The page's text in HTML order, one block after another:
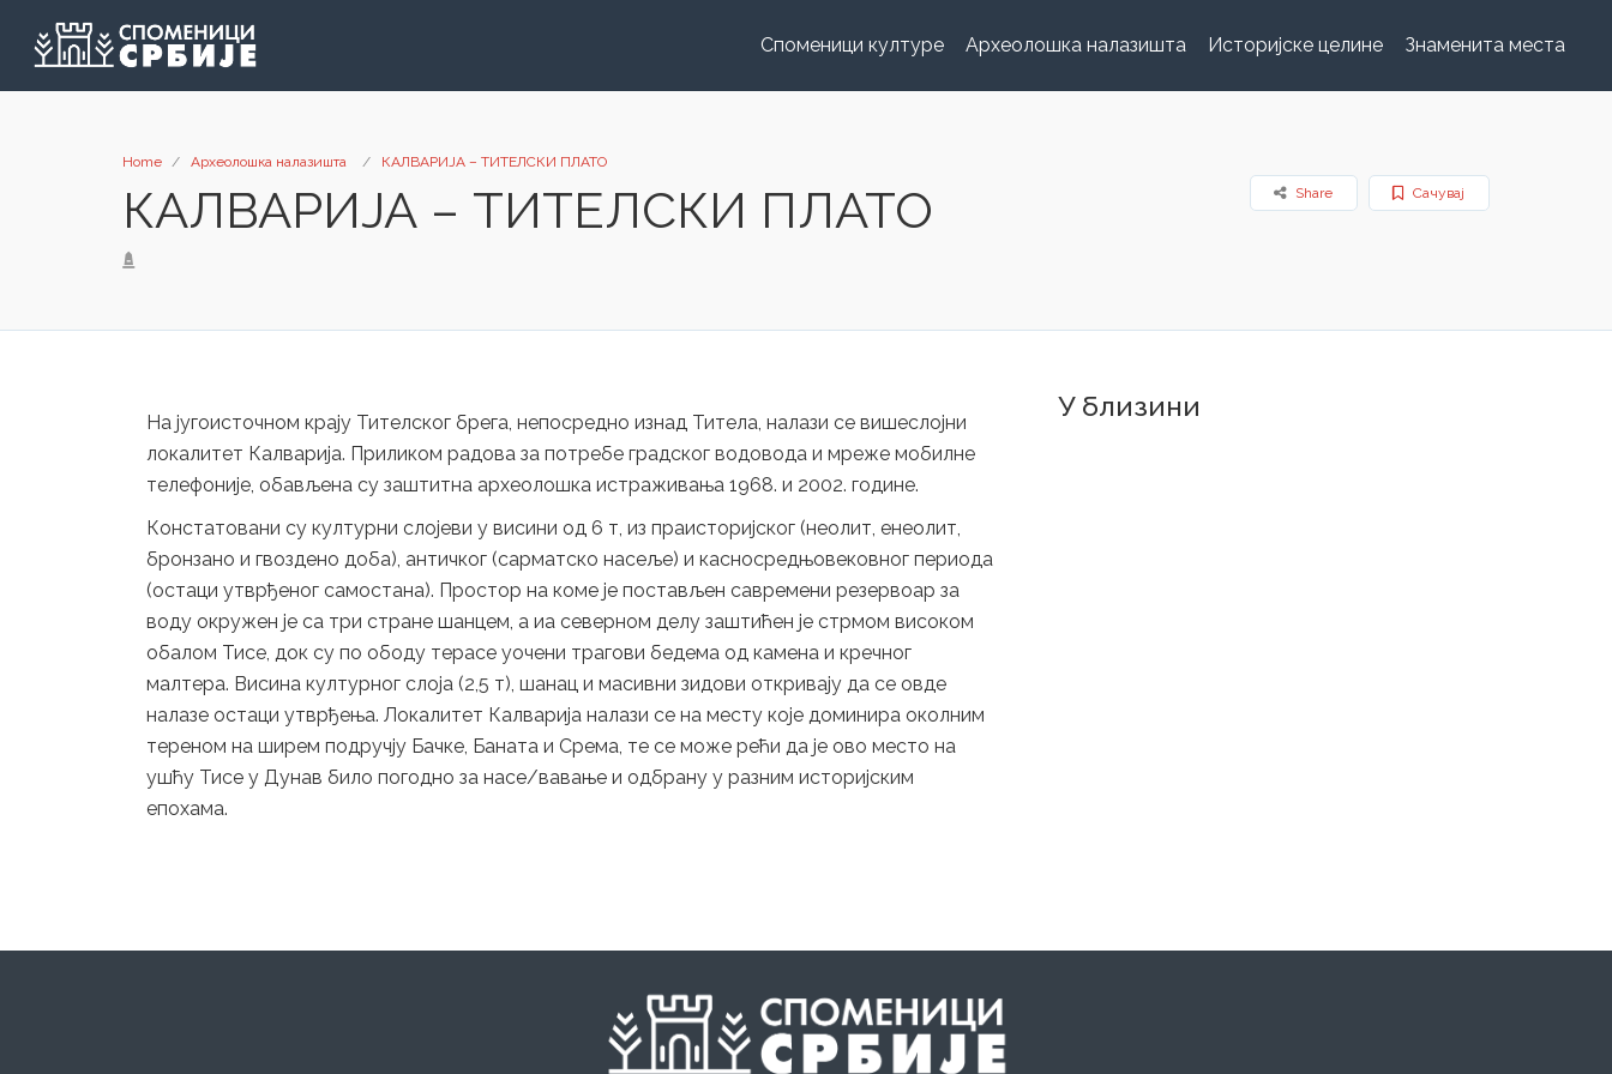
Споменици културе Археолошка налазишта Историјске целине Знаменита места
Home Археолошка налазишта КАЛВАРИЈА – ТИТЕЛСКИ ПЛАТО
КАЛВАРИЈА – ТИТЕЛСКИ ПЛАТО Сачувај
Share
На југоисточном крају Тителског брега, непосредно изнад Титела, налази се вишеслојни
локалитет Калварија. Приликом радова за потребе градског водовода и мреже мобилне
телефоније, обављена су заштитна археолошка истраживања 1968. и 2002. године.
Констатовани су културни слојеви у висини од 6 т, из праисторијског (неолит, енеолит,
бронзано и гвоздено доба), античког (сарматско насеље) и касносредњовековног периода
(остаци утврђеног самостана). Простор на коме је постављен савремени резервоар за
воду окружен је са три стране шанцем, а иа северном делу заштићен је стрмом високом
обалом Тисе, док су по ободу терасе уочени трагови бедема од камена и кречног
малтера. Висина културног слоја (2,5 т), шанац и масивни зидови откривају да се овде
налазе остаци утврђења. Локалитет Калварија налази се на месту које доминира околним
тереном на ширем подручју Бачке, Баната и Срема, те се може рећи да је ово место на
ушћу Тисе у Дунав било погодно за насе/вавање и одбрану у разним историјским
епохама.
У близини